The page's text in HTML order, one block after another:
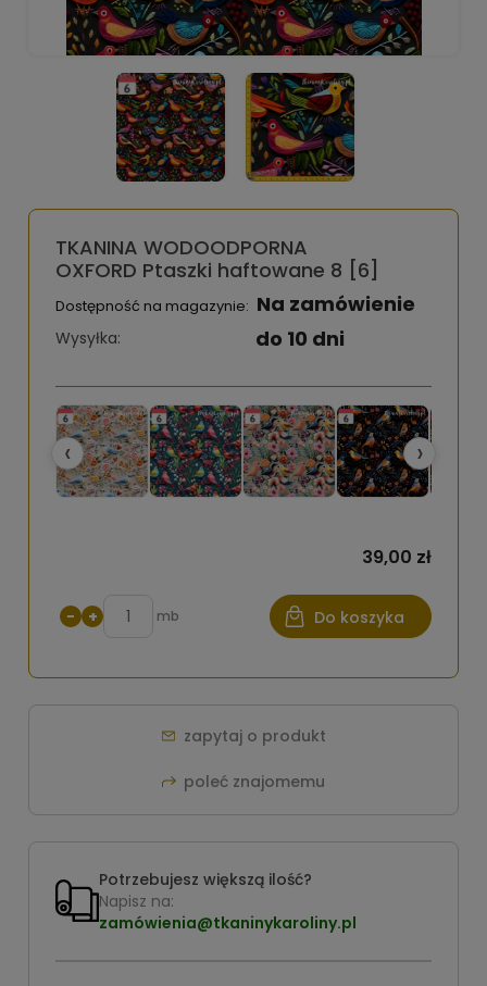
TKANINA WODOODPORNA
OXFORD Ptaszki haftowane 8 [6]
Dostępność na magazynie: Na zamówienie
Wysyłka: do 10 dni
‹ ›
39,00 zł
− + mb Do koszyka
zapytaj o produkt
poleć znajomemu
Potrzebujesz większą ilość?
Napisz na:
zamówienia@tkaninykaroliny.pl